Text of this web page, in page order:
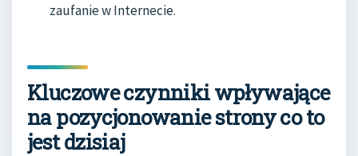
zaufanie w Internecie.
Kluczowe czynniki wpływające
na pozycjonowanie strony co to
jest dzisiaj